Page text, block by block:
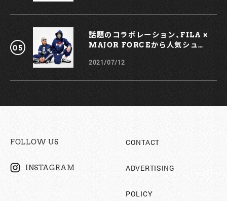
話題のコラボレーション、FILA ×
MAJOR FORCEから人気シュー
2021/07/12
FOLLOW US
INSTAGRAM
CONTACT
ADVERTISING
POLICY